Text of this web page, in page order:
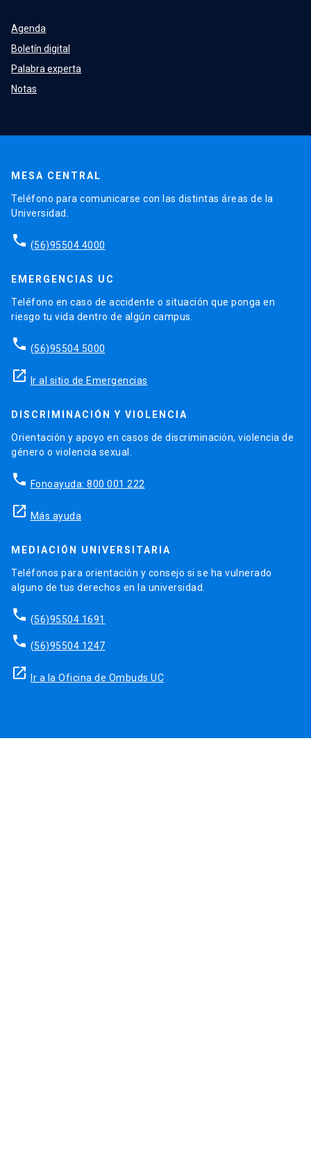
Agenda
Boletín digital
Palabra experta
Notas
MESA CENTRAL
Teléfono para comunicarse con las distintas áreas de la
Universidad.
phone (56)95504 4000
EMERGENCIAS UC
Teléfono en caso de accidente o situación que ponga en
riesgo tu vida dentro de algún campus.
phone (56)95504 5000
launch Ir al sitio de Emergencias
DISCRIMINACIÓN Y VIOLENCIA
Orientación y apoyo en casos de discriminación, violencia de
género o violencia sexual.
phone Fonoayuda: 800 001 222
launch Más ayuda
MEDIACIÓN UNIVERSITARIA
Teléfonos para orientación y consejo si se ha vulnerado
alguno de tus derechos en la universidad.
phone (56)95504 1691
phone (56)95504 1247
launch Ir a la Oficina de Ombuds UC